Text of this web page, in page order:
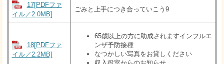
17[PDFファ
イル／2.0MB]
ごみと上手につき合っていこう9
18[PDFファ
イル／2.2MB]
65歳以上の方に助成されますインフルエ
ンザ予防接種
なつかしい写真をお貸しください